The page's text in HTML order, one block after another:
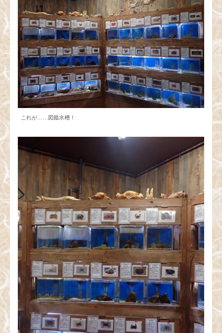
これが……図鑑水槽！